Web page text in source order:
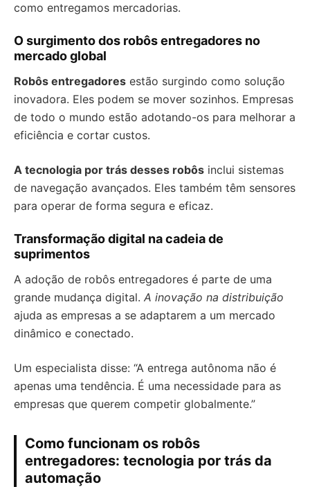
como entregamos mercadorias.
O surgimento dos robôs entregadores no
mercado global
Robôs entregadores estão surgindo como solução
inovadora. Eles podem se mover sozinhos. Empresas
de todo o mundo estão adotando-os para melhorar a
eficiência e cortar custos.
A tecnologia por trás desses robôs inclui sistemas
de navegação avançados. Eles também têm sensores
para operar de forma segura e eficaz.
Transformação digital na cadeia de
suprimentos
A adoção de robôs entregadores é parte de uma
grande mudança digital. A inovação na distribuição
ajuda as empresas a se adaptarem a um mercado
dinâmico e conectado.
Um especialista disse: “A entrega autônoma não é
apenas uma tendência. É uma necessidade para as
empresas que querem competir globalmente.”
Como funcionam os robôs
entregadores: tecnologia por trás da
automação